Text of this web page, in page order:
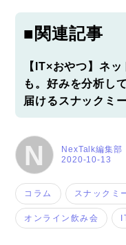
■関連記事
【IT×おやつ】ネ
も。好みを分析し
届けるスナックミ
N 2020-10-13
NexTalk編集部
コラム スナックミ
オンライン飲み会